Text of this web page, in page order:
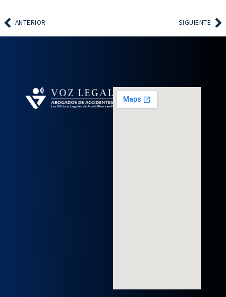
ANTERIOR SIGUIENTE